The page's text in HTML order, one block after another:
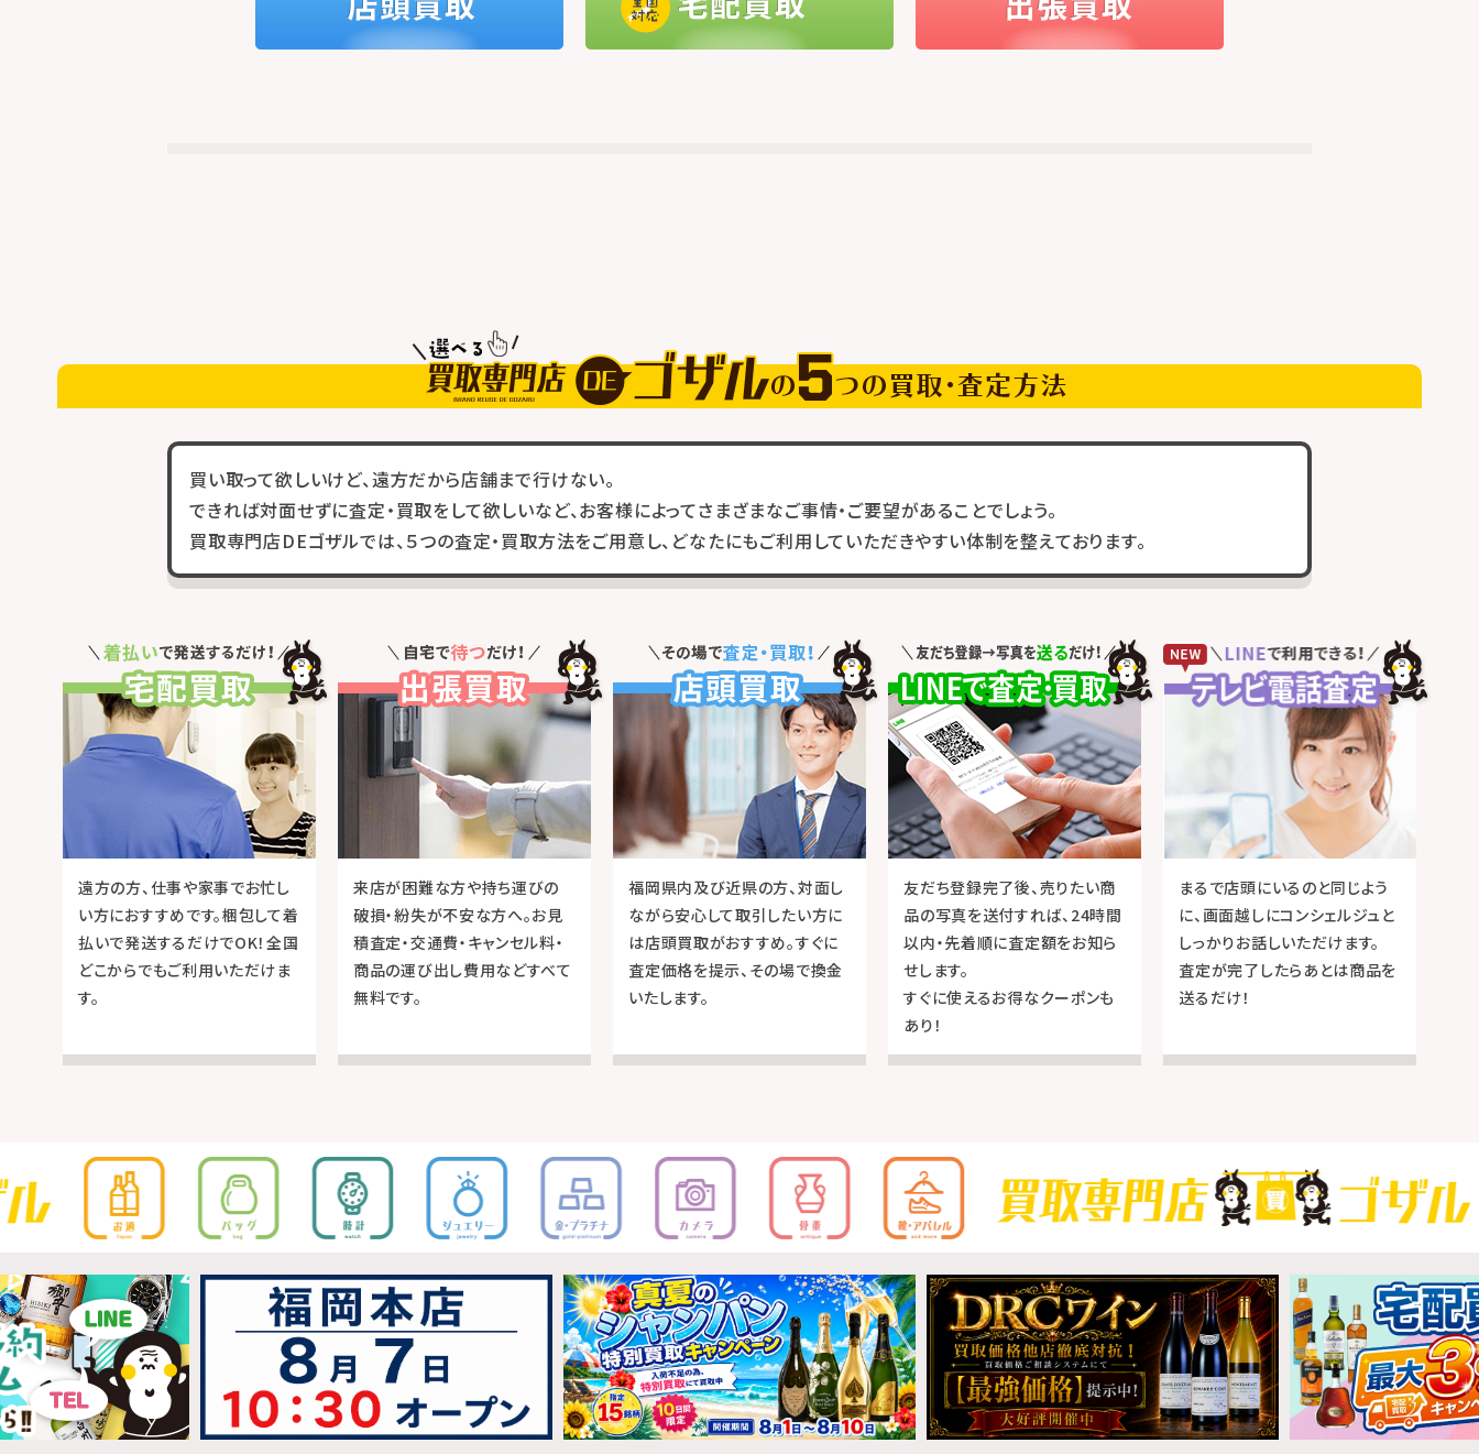
買い取って欲しいけど、遠方だから店舗まで行けない。
できれば対面せずに査定・買取をして欲しいなど、お客様によってさまざまなご事情・ご要望があることでしょう。
買取専門店DEゴザルでは、５つの査定・買取方法をご用意し、どなたにもご利用していただきやすい体制を整えております。
遠方の方、仕事や家事でお忙し
い方におすすめです。梱包して着
払いで発送するだけでOK！全国
どこからでもご利用いただけま
す。
来店が困難な方や持ち運びの
破損・紛失が不安な方へ。お見
積査定・交通費・キャンセル料・
商品の運び出し費用などすべて
無料です。
福岡県内及び近県の方、対面し
ながら安心して取引したい方に
は店頭買取がおすすめ。すぐに
査定価格を提示、その場で換金
いたします。
友だち登録完了後、売りたい商
品の写真を送付すれば、24時間
以内・先着順に査定額をお知ら
せします。
すぐに使えるお得なクーポンも
あり！
まるで店頭にいるのと同じよう
に、画面越しにコンシェルジュと
しっかりお話しいただけます。
査定が完了したらあとは商品を
送るだけ！